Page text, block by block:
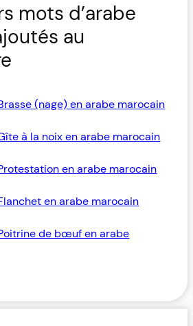
mots d’arabe
au
(nage) en arabe marocain
à la noix en arabe marocain
en arabe marocain
en arabe marocain
de bœuf en arabe